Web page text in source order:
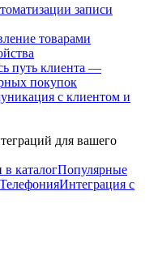
записи
товарами
путь клиента —
покупок
с клиентом и
для вашего
каталогПопулярные
ТелефонияИнтеграция с